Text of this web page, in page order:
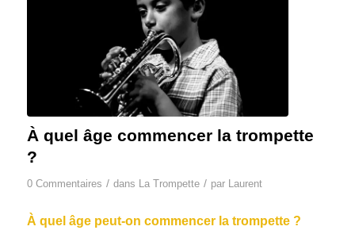
À quel âge commencer la trompette
?
0 Commentaires / dans La Trompette / par Laurent
À quel âge peut-on commencer la trompette ?